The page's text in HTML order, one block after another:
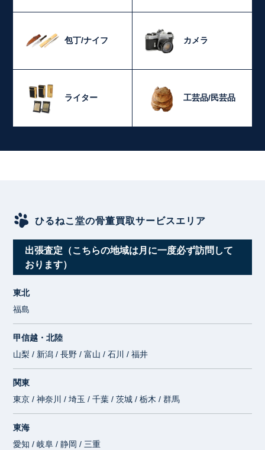
包丁/ナイフ カメラ
ライター 工芸品/民芸品
ひるねこ堂の骨董買取サービスエリア
出張査定（こちらの地域は月に一度必ず訪問して
おります）
東北
福島
甲信越・北陸
山梨 / 新潟 / 長野 / 富山 / 石川 / 福井
関東
東京 / 神奈川 / 埼玉 / 千葉 / 茨城 / 栃木 / 群馬
東海
愛知 / 岐阜 / 静岡 / 三重